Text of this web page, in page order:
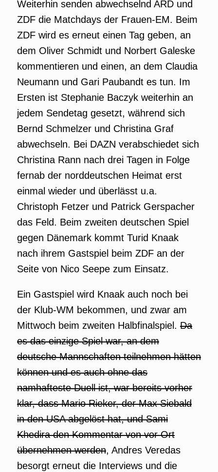
Weiterhin senden abwechselnd ARD und
ZDF die Matchdays der Frauen-EM. Beim
ZDF wird es erneut einen Tag geben, an
dem Oliver Schmidt und Norbert Galeske
kommentieren und einen, an dem Claudia
Neumann und Gari Paubandt es tun. Im
Ersten ist Stephanie Baczyk weiterhin an
jedem Sendetag gesetzt, während sich
Bernd Schmelzer und Christina Graf
abwechseln. Bei DAZN verabschiedet sich
Christina Rann nach drei Tagen in Folge
fernab der norddeutschen Heimat erst
einmal wieder und überlässt u.a.
Christoph Fetzer und Patrick Gerspacher
das Feld. Beim zweiten deutschen Spiel
gegen Dänemark kommt Turid Knaak
nach ihrem Gastspiel beim ZDF an der
Seite von Nico Seepe zum Einsatz.
Ein Gastspiel wird Knaak auch noch bei
der Klub-WM bekommen, und zwar am
Mittwoch beim zweiten Halbfinalspiel. Da
es das einzige Spiel war, an dem
deutsche Mannschaften teilnehmen hätten
können und es auch ohne das
namhafteste Duell ist, war bereits vorher
klar, dass Mario Rieker, der Max Siebald
in den USA abgelöst hat, und Sami
Khedira den Kommentar von vor Ort
übernehmen werden, Andres Veredas
besorgt erneut die Interviews und die